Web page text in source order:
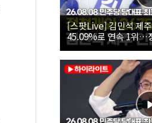
[스팟Live] 김민석 제
45.09%로 연속 1위…
26.08.08 더불어민주당
보 인천 합동연설회